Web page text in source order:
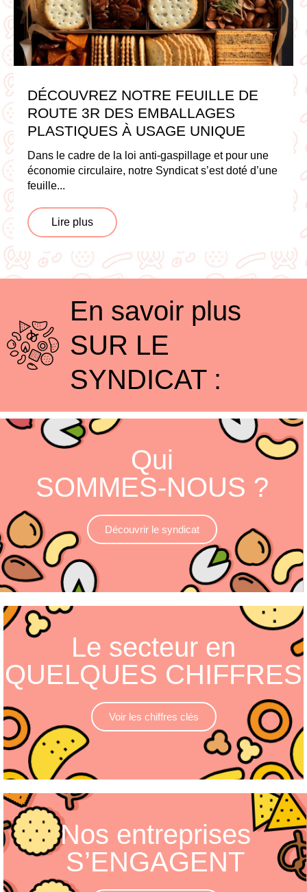
DÉCOUVREZ NOTRE FEUILLE DE
ROUTE 3R DES EMBALLAGES
PLASTIQUES À USAGE UNIQUE
Dans le cadre de la loi anti-gaspillage et pour une
économie circulaire, notre Syndicat s’est doté d’une
feuille...
Lire plus
En savoir plus
SUR LE
SYNDICAT :
Qui
SOMMES-NOUS ?
Découvrir le syndicat
Le secteur en
QUELQUES CHIFFRES
Voir les chiffres clés
Nos entreprises
S’ENGAGENT